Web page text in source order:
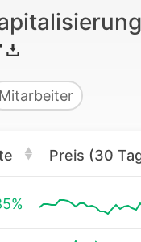
Mitarbeiter
Preis (30